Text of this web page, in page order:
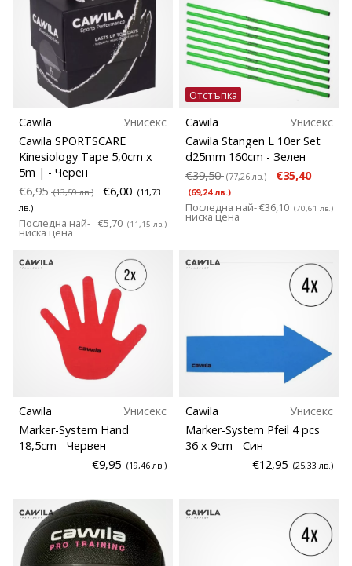
Cawila
Унисекс
Cawila SPORTSCARE
Kinesiology Tape 5,0cm x
5m | - Черен
€6,95(13,59 лв.) €6,00 (11,73
лв.)
Последна най-
ниска цена
€5,70 (11,15 лв.)
Отстъпка
Cawila
Унисекс
Cawila Stangen L 10er Set
d25mm 160cm - Зелен
€39,50(77,26 лв.) €35,40
(69,24 лв.)
Последна най-
ниска цена
€36,10 (70,61 лв.)
Cawila
Унисекс
Marker-System Hand
18,5cm - Червен
€9,95 (19,46 лв.)
Cawila
Унисекс
Marker-System Pfeil 4 pcs
36 x 9cm - Син
€12,95 (25,33 лв.)